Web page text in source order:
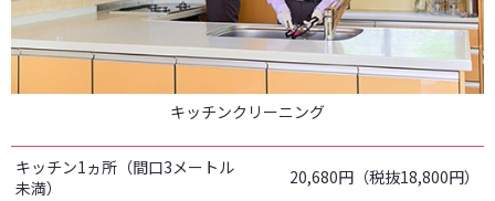
キッチンクリーニング
キッチン1ヵ所（間口3メートル
未満）
20,680円（税抜18,800円）